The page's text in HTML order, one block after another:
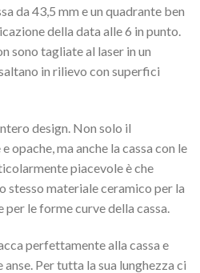
da 43,5 mm e un quadrante ben
della data alle 6 in punto.
sono tagliate al laser in un
in rilievo con superfici
design. Non solo il
opache, ma anche la cassa con le
piacevole è che
stesso materiale ceramico per la
le forme curve della cassa.
perfettamente alla cassa e
Per tutta la sua lunghezza ci